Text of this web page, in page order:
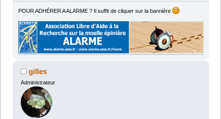
POUR ADHÉRER A ALARME ? Il suffit de cliquer sur la bannière
gilles
Administrateur